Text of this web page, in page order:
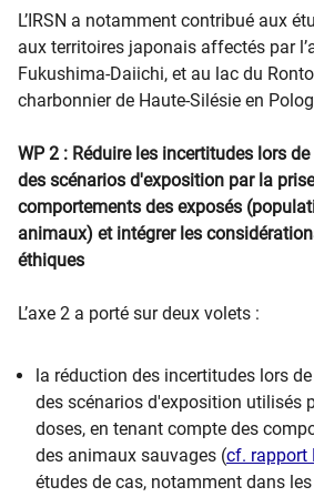
L’IRSN a notamment contribué aux
aux territoires japonais affectés par
Fukushima-Daiichi, et au lac du
charbonnier de Haute-Silésie en
WP 2 : Réduire les incertitudes lors
des scénarios d'exposition par la
comportements des exposés
animaux) et intégrer les
éthiques
L’axe 2 a porté sur deux volets :
la réduction des incertitudes lors
des scénarios d'exposition utilisés
doses, en tenant compte des
des animaux sauvages (cf. rapport
études de cas, notamment dans